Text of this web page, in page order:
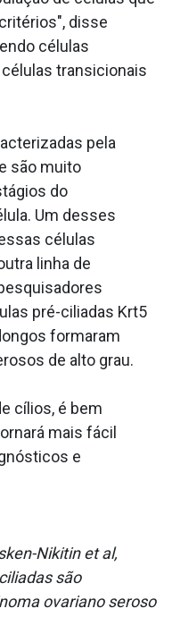
disse
células
transicionais
pela
são muito
do
Um desses
células
linha de
pré-ciliadas Krt5
formaram
de alto grau.
cílios, é bem
mais fácil
e
Nikitin et al,
são
ovariano seroso